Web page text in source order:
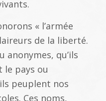
« l’armée
de la liberté.
anonymes, qu’ils
le pays ou
ils peuplent nos
Ces noms,